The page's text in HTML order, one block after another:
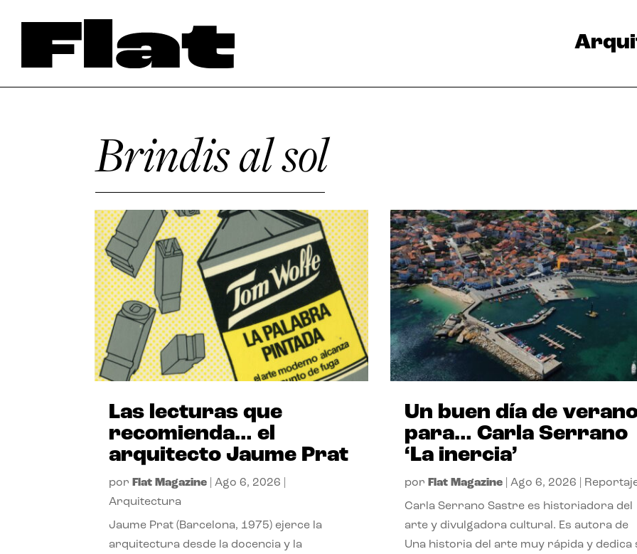
Brindis al sol
Las lecturas que
recomienda… el
arquitecto Jaume Prat
por Flat Magazine |Ago 6, 2026
Arquitectura
Jaume Prat (Barcelona, 1975) ejerce la
arquitectura desde la docencia y la
Un buen día de
para… Carla Serrano
‘La inercia’
por Flat Magazine| Ago 6, 2026
Carla Serrano Sastre es historiadora del
arte y divulgadora cultural. Es autora de
Una historia del arte muy rápida y dedica